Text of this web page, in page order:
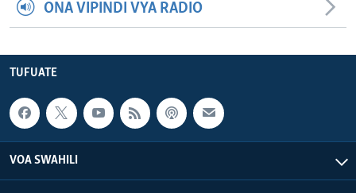
ONA VIPINDI VYA RADIO
TUFUATE
VOA SWAHILI